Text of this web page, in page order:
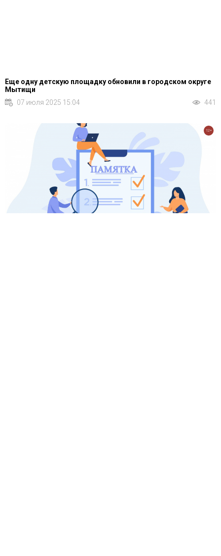
Еще одну детскую площадку обновили в городском округе
Мытищи
07 июля 2025 15:04
441
12+